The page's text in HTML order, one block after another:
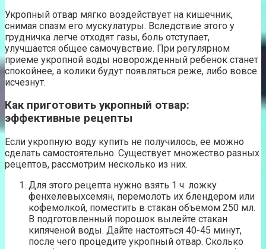
Укропный отвар мягко воздействует на кишечник,
снимая спазм его мускулатуры. Вследствие этого у
грудничка легче отходят газы, боль отступает,
улучшается общее самочувствие. При регулярном
приеме укропной воды новорожденный ребенок станет
спокойнее, а колики будут появляться реже, либо вовсе
исчезнут.
Как приготовить укропный отвар:
эффективные рецепты
Если укропную воду купить не получилось, ее можно
сделать самостоятельно. Существует множество разных
рецептов, рассмотрим несколько из них.
Для этого рецепта нужно взять 1 ч. ложку
фенхелевыхсемян, перемолоть их блендером или
кофемолкой, поместить в стакан объемом 250 мл.
В подготовленный порошок вылейте стакан
кипяченой воды. Дайте настояться 40-45 минут,
после чего процедите укропный отвар. Сколько